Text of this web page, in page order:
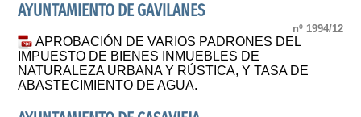
AYUNTAMIENTO DE GAVILANES
nº 1994/12
APROBACIÓN DE VARIOS PADRONES DEL
IMPUESTO DE BIENES INMUEBLES DE
NATURALEZA URBANA Y RÚSTICA, Y TASA DE
ABASTECIMIENTO DE AGUA.